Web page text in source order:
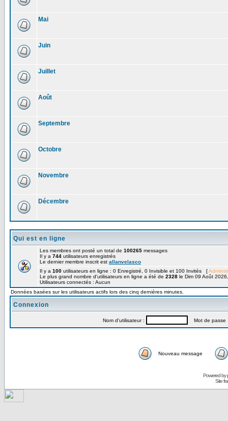
Mai
Juin
Juillet
Août
Septembre
Octobre
Novembre
Décembre
Qui est en ligne
Les membres ont posté un total de 100265 messages
Il y a 744 utilisateurs enregistrés
Le dernier membre inscrit est allanvelasco
Il y a 100 utilisateurs en ligne : 0 Enregistré, 0 Invisible et 100 Invités [
Le plus grand nombre d'utilisateurs en ligne a été de 2328 le Dim 09 Août
Utilisateurs connectés : Aucun
Données basées sur les utilisateurs actifs lors des cinq dernières minutes.
Connexion
Nom d'utilisateur : Mot de passe
Nouveau message
Powered by
Site